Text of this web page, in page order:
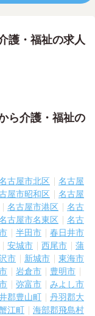
護・福祉の求人
ら介護・福祉の
古屋市北区
名古屋
屋市昭和区
名古屋
名古屋市港区
名古
古屋市名東区
名古
半田市
春日井市
安城市 西尾市
蒲
市 新城市
東海市
岩倉市
豊明市
弥富市
みよし市
郡豊山町
丹羽郡大
江町
海部郡飛島村